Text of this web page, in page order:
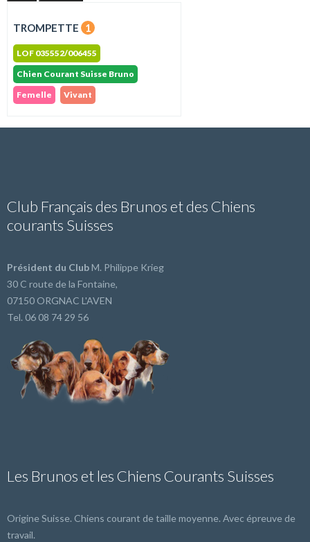
TROMPETTE 1
LOF 035552/006455
Chien Courant Suisse Bruno
Femelle
Vivant
Club Français des Brunos et des Chiens
courants Suisses
Président du ClubM. Philippe Krieg
30 C route de la Fontaine,
07150 ORGNAC L'AVEN
Tel. 06 08 74 29 56
Les Brunos et les Chiens Courants Suisses
Origine Suisse. Chiens courant de taille moyenne. Avec épreuve de
travail.